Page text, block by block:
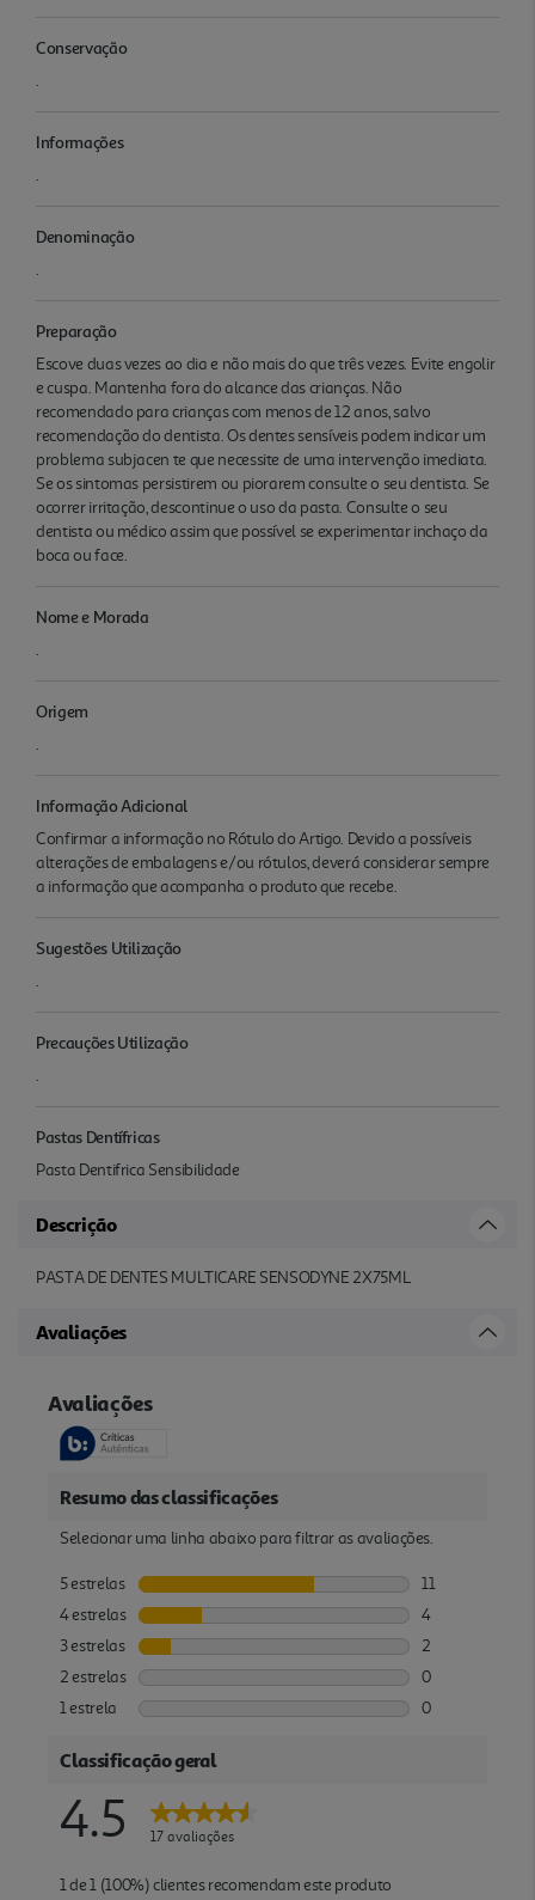
Conservação
.
Informações
.
Denominação
.
Preparação
Escove duas vezes ao dia e não mais do que três vezes. Evite engolir
e cuspa. Mantenha fora do alcance das crianças. Não
recomendado para crianças com menos de 12 anos, salvo
recomendação do dentista. Os dentes sensíveis podem indicar um
problema subjacen te que necessite de uma intervenção imediata.
Se os sintomas persistirem ou piorarem consulte o seu dentista. Se
ocorrer irritação, descontinue o uso da pasta. Consulte o seu
dentista ou médico assim que possível se experimentar inchaço da
boca ou face.
Nome e Morada
.
Origem
.
Informação Adicional
Confirmar a informação no Rótulo do Artigo. Devido a possíveis
alterações de embalagens e/ou rótulos, deverá considerar sempre
a informação que acompanha o produto que recebe.
Sugestões Utilização
.
Precauções Utilização
.
Pastas Dentífricas
Pasta Dentifrica Sensibilidade
Descrição
PASTA DE DENTES MULTICARE SENSODYNE 2X75ML
Avaliações